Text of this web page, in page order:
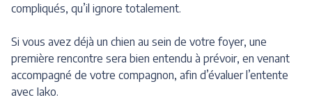
compliqués, qu’il ignore totalement.
Si vous avez déjà un chien au sein de votre foyer, une
première rencontre sera bien entendu à prévoir, en venant
accompagné de votre compagnon, afin d’évaluer l’entente
avec Iako.